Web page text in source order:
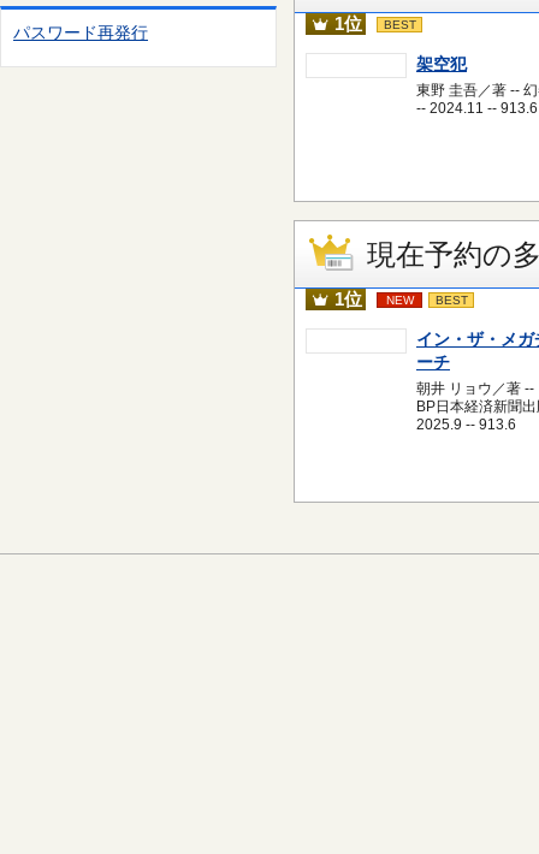
日
パスワード再発行 1位 BEST
架空犯
東野 圭吾／著 --
-- 2024.11 -- 913.6
現在予約の
1位 NEW BEST
イン・ザ・メガ
ーチ
朝井 リョウ／著 --
BP日本経済新聞
2025.9 -- 913.6